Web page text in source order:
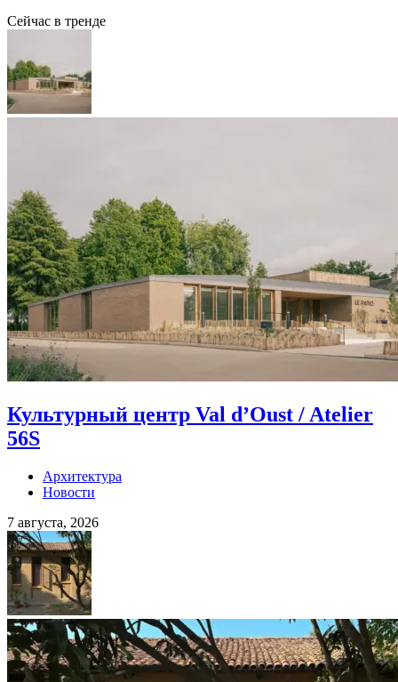
Сейчас в тренде
Культурный центр Val d’Oust / Atelier
56S
Архитектура
Новости
7 августа, 2026